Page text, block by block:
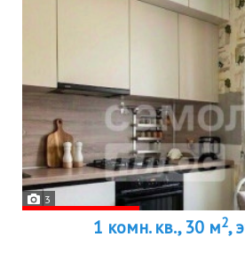
3
1 комн. кв., 30 м2,